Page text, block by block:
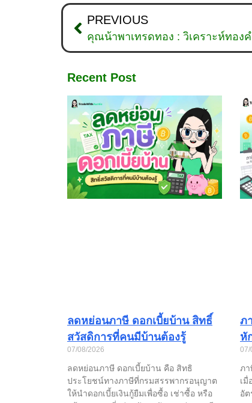
PREVIOUS
คุณน้าพาเทรดทอง : วิเคราะห์ทอง
Recent Post
ลดหย่อนภาษี ดอกเบี้ยบ้าน สิทธิ์
สวัสดิการที่คนมีบ้านต้องรู้
07/08/2026
ลดหย่อนภาษี ดอกเบี้ยบ้าน คือ สิทธิ
ประโยชน์ทางภาษีที่กรมสรรพากรอนุญาต
ให้นำดอกเบี้ยเงินกู้ยืมเพื่อซื้อ เช่าซื้อ หรือ
ภ
หั
07/
ภา
เ
อั